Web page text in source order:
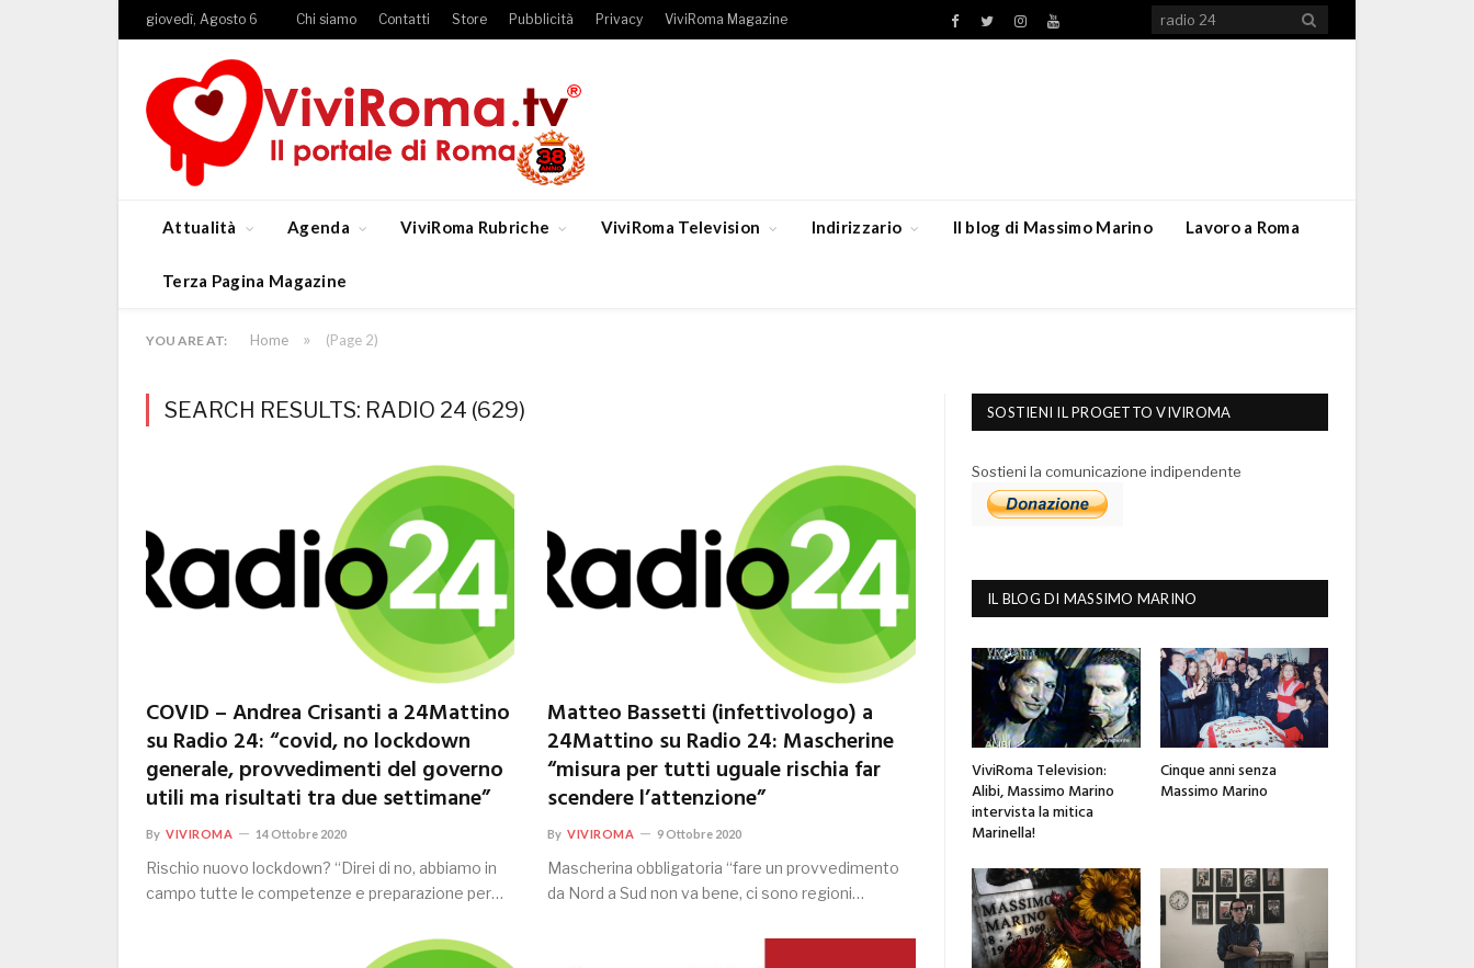
giovedì, Agosto 6 Chi siamo Contatti Store Pubblicità Privacy ViviRoma Magazine Facebook
TwitterInstagramYouTube
Attualità Agenda ViviRoma Rubriche ViviRoma Television Indirizzario Il blog di Massimo Marino Lavoro a Roma
Terza Pagina Magazine
YOU ARE AT: Home » (Page 2)
SEARCH RESULTS: RADIO 24 (629)
COVID – Andrea Crisanti a 24Mattino
su Radio 24: “covid, no lockdown
generale, provvedimenti del governo
utili ma risultati tra due settimane”
By VIVIROMA 14 Ottobre 2020
Rischio nuovo lockdown? “Direi di no, abbiamo in
campo tutte le competenze e preparazione per…
Matteo Bassetti (infettivologo) a
24Mattino su Radio 24: Mascherine
“misura per tutti uguale rischia far
scendere l’attenzione”
By VIVIROMA 9 Ottobre 2020
Mascherina obbligatoria “fare un provvedimento
da Nord a Sud non va bene, ci sono regioni…
SOSTIENI IL PROGETTO VIVIROMA
Sostieni la comunicazione indipendente
IL BLOG DI MASSIMO MARINO
ViviRoma Television:
Alibi, Massimo Marino
intervista la mitica
Marinella!
Cinque anni senza
Massimo Marino